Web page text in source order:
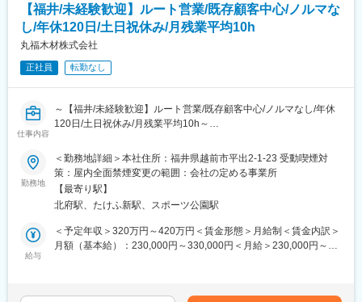
当社は商社のため、パナソニック、三菱電機、シャープといった
大手電機メーカーを含め、300社20,000アイテムを組み合わせて
販売しております。
・省エネ機器(太陽光発電等)
・電気／電材(電線、配線器具)
・空調(エアコン等）
・住宅設備(システムキッチン、バス)
〔ご入社後の流れ〕
せし商材理解をしていただきます。
＊3か月：先輩社員について顧客とのお打ち合わせや納品業務に携
わっていただきます。
＊半年～1年：10社ほどの担当顧客を持ち、受注依頼に対応して
分からないことはすぐに先輩社員に聞くことができる環境です。
業界業種未経験の方も活躍しておりますので、安心してご入社く
【福井/未経験歓迎】ルート営業/既存顧客中心/ノルマな
し/年休120日/土日祝休み/月残業平均10h
丸福木材株式会社
正社員 転勤なし
仕事内容
～【福井/未経験歓迎】ルート営業/既存顧客中心/ノルマなし/年休
120日/土日祝休み/月残業平均10h～
■採用背景：
将来を見据えた組織強化に伴う増員募集となります。
■業務内容：
木材の専門商社である当社にて、ルート営業をお任せいたしま
す。建築会社や工務店など既存顧客を中心に木材・建材の提案を
行っていただきます。個人ノルマはない為、しっかりとお客様に
・既存顧客との商談
勤務地
＜勤務地詳細＞本社住所：福井県越前市平出2-1-23 受動喫煙対
策：屋内全面禁煙変更の範囲：会社の定める事業所
【最寄り駅】
北府駅、たけふ新駅、スポーツ公園駅
給与
＜予定年収＞320万円～420万円＜賃金形態＞月給制＜賃金内訳＞
月額（基本給）：230,000円～330,000円＜月給＞230,000円～